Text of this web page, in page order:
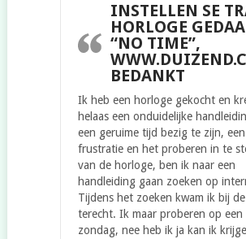
INSTELLEN SE
HORLOGE
“NO TIME”,
BEDANKT
Ik heb een horloge gekocht en
helaas een onduidelijke
een geruime tijd bezig te zijn,
frustratie en het proberen in te
van de horloge, ben ik naar een
handleiding gaan zoeken op
Tijdens het zoeken kwam ik bij
terecht. Ik maar proberen op een
zondag, nee heb ik ja kan ik